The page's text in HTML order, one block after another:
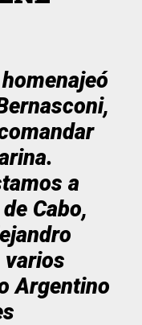
a
Cabo,
varios
Argentino